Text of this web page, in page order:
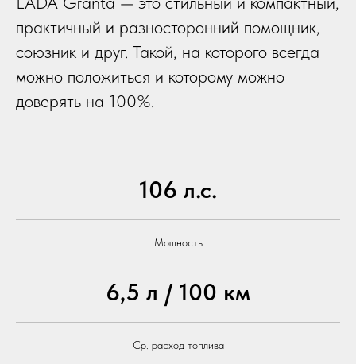
практичный и разносторонний помощник,
союзник и друг. Такой, на которого всегда
можно положиться и которому можно
доверять на 100%.
106 л.с.
Мощность
6,5 л / 100 км
Ср. расход топлива